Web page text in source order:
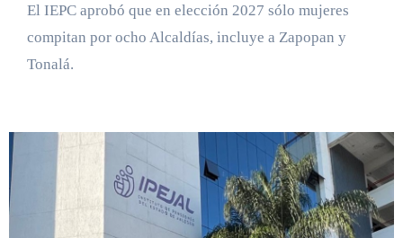
El IEPC aprobó que en elección 2027 sólo mujeres
compitan por ocho Alcaldías, incluye a Zapopan y
Tonalá.